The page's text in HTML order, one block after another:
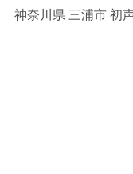
神奈川県 三浦市 初